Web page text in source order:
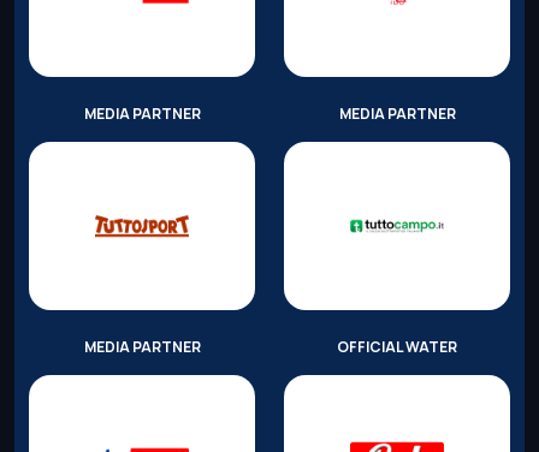
MEDIA PARTNER MEDIA PARTNER
MEDIA PARTNER OFFICIAL WATER